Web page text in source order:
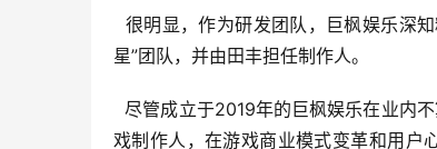
很明显，作为研发团队，巨枫娱乐深
星”团队，并由田丰担任制作人。
尽管成立于2019年的巨枫娱乐在业内
戏制作人，在游戏商业模式变革和用户